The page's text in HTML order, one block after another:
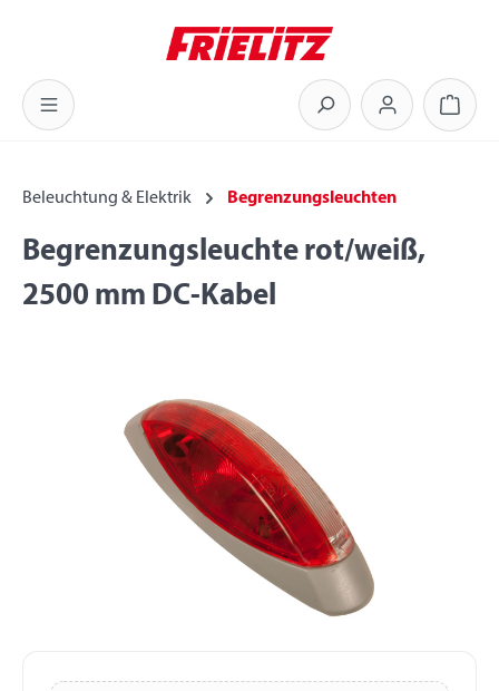
Zum Hauptinhalt springen
Beleuchtung & Elektrik Begrenzungsleuchten
Begrenzungsleuchte rot/weiß,
2500 mm DC-Kabel